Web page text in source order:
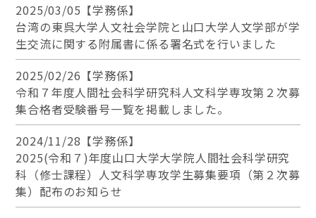
2025/03/05【学務係】
台湾の東呉大学人文社会学院と山口大学人文学部が学
生交流に関する附属書に係る署名式を行いました
2025/02/26【学務係】
令和７年度人間社会科学研究科人文科学専攻第２次募
集合格者受験番号一覧を掲載しました。
2024/11/28【学務係】
2025(令和７)年度山口大学大学院人間社会科学研究
科（修士課程）人文科学専攻学生募集要項（第２次募
集）配布のお知らせ